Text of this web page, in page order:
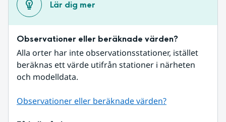
Lär dig mer
Observationer eller beräknade värden?
Alla orter har inte observationsstationer, istället
beräknas ett värde utifrån stationer i närheten
och modelldata.
Observationer eller beräknade värden?